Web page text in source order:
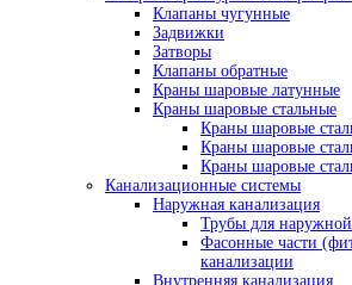
Клапаны чугунные
Задвижки
Затворы
Клапаны обратные
Краны шаровые латунные
Краны шаровые стальные
Краны шаровые
Краны шаровые
Краны шаровые
Канализационные системы
Наружная канализация
Трубы для
Фасонные части
канализации
Внутренняя канализация